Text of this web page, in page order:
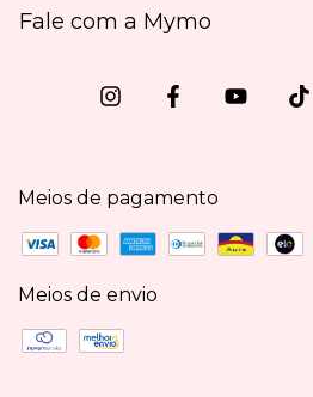
Fale com a Mymo
Meios de pagamento
Meios de envio